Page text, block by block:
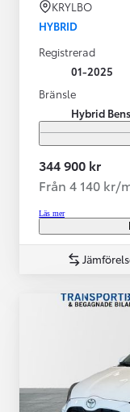
KRYLBO
HYBRID
Registrerad
01-2025
Bränsle
Hybrid
344 900 kr
Från 4 140 kr/
Läs mer